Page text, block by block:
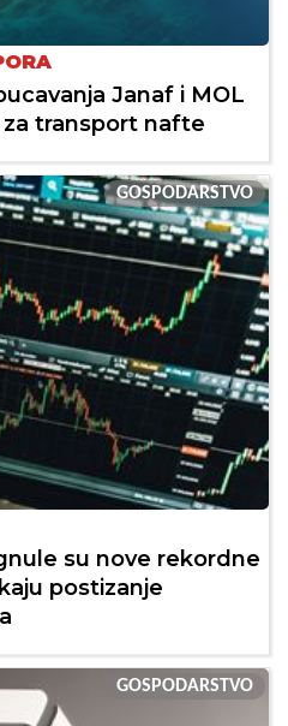
Janaf i MOL
transport nafte
GOSPODARSTVO
su nove rekordne
postizanje
GOSPODARSTVO